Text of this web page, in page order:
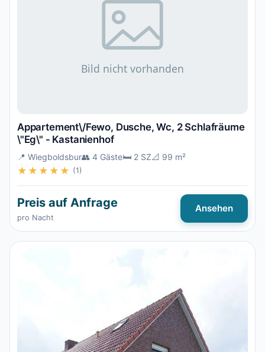
Appartement\/Fewo, Dusche, Wc, 2 Schlafräume
\"Eg\" - Kastanienhof
📍 Wiegboldsbur👥 4 Gäste🛏️ 2 SZ📐 99 m²
★★★★★ (1)
Preis auf Anfrage
pro Nacht
Ansehen